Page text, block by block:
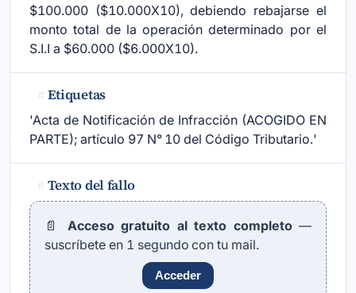
$100.000 ($10.000X10), debiendo rebajarse el
monto total de la operación determinado por el
S.I.I a $60.000 ($6.000X10).
# Etiquetas
'Acta de Notificación de Infracción (ACOGIDO EN
PARTE); artículo 97 N° 10 del Código Tributario.'
# Texto del fallo
📄 Acceso gratuito al texto completo—
suscríbete en 1 segundo con tu mail.
Acceder